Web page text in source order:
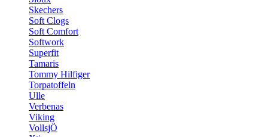
Skechers
Soft Clogs
Soft Comfort
Softwork
Superfit
Tamaris
Tommy Hilfiger
Torpatoffeln
Ulle
Verbenas
Viking
VollsjÖ